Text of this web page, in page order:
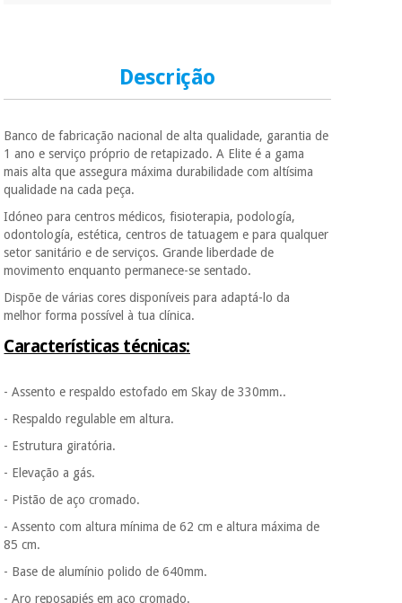
Descrição
Banco de fabricação nacional de alta qualidade, garantia de
1 ano e serviço próprio de retapizado. A Elite é a gama
mais alta que assegura máxima durabilidade com altísima
qualidade na cada peça.
Idóneo para centros médicos, fisioterapia, podología,
odontología, estética, centros de tatuagem e para qualquer
setor sanitário e de serviços. Grande liberdade de
movimento enquanto permanece-se sentado.
Dispõe de várias cores disponíveis para adaptá-lo da
melhor forma possível à tua clínica.
Características técnicas:
- Assento e respaldo estofado em Skay de 330mm..
- Respaldo regulable em altura.
- Estrutura giratória.
- Elevação a gás.
- Pistão de aço cromado.
- Assento com altura mínima de 62 cm e altura máxima de
85 cm.
- Base de alumínio polido de 640mm.
- Aro reposapiés em aço cromado.